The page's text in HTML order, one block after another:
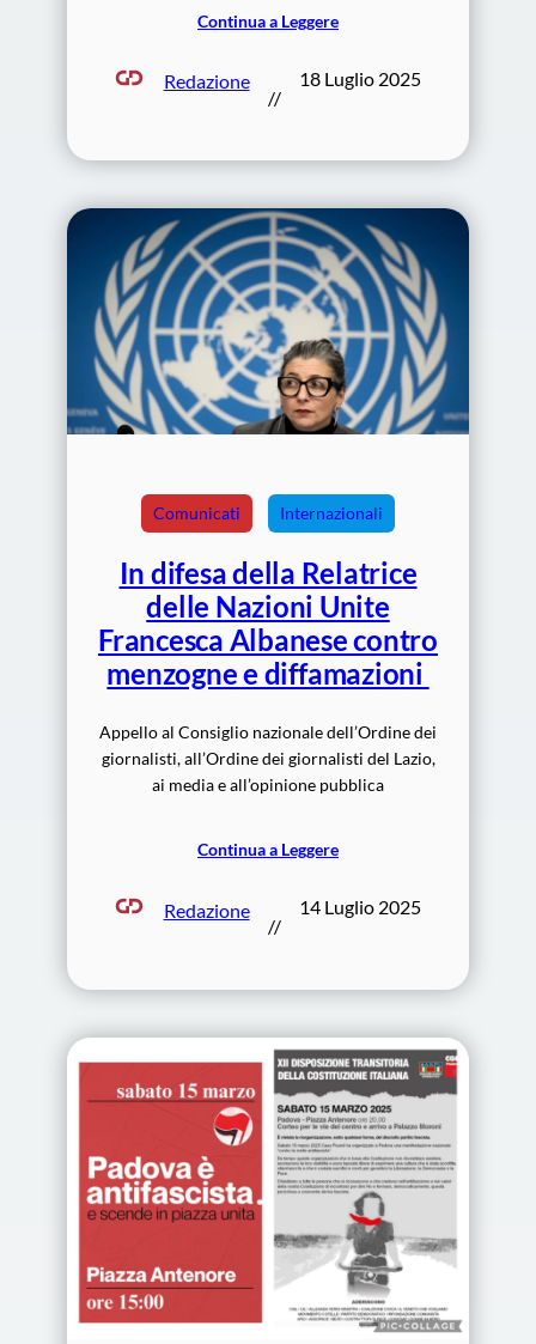
Continua a Leggere
Redazione
//
18 Luglio 2025
Comunicati Internazionali
In difesa della Relatrice
delle Nazioni Unite
Francesca Albanese contro
menzogne e diffamazioni
Appello al Consiglio nazionale dell’Ordine dei
giornalisti, all’Ordine dei giornalisti del Lazio,
ai media e all’opinione pubblica
Continua a Leggere
Redazione
//
14 Luglio 2025